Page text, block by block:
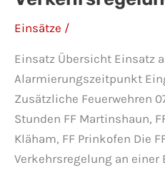
Einsätze /
Einsatz Übersicht Einsatz
Alarmierungszeitpunkt
Zusätzliche Feuerwehren
Stunden FF Martinshaun,
Kläham, FF Prinkofen Die
Verkehrsregelung an einer